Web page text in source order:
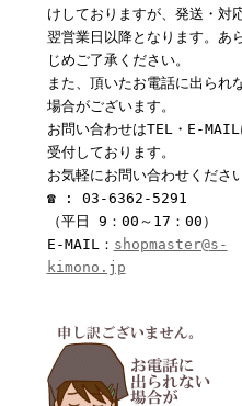
けしておりますが、発送・対
翌営業日以降となります。あ
じめご了承ください。
また、頂いたお電話に出られ
場合がございます。
お問い合わせはTEL・E-MAIL
受付しております。
お気軽にお問い合わせください
☎ : 03-6362-5291
（平日 9：00～17：00）
E-MAIL： shopmaster@s-
kimono.jp